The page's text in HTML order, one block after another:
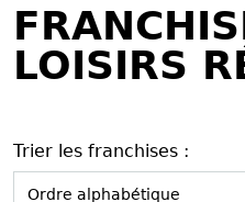
LOISIRS
Trier les franchises :